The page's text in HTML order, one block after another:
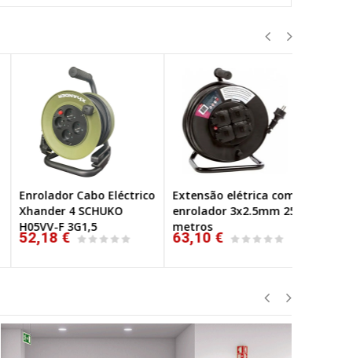
Enrolador Cabo Eléctrico
Xhander 4 SCHUKO
H05VV-F 3G1,5
52,18 €
Extensão elétrica com
enrolador 3x2.5mm 25
metros
63,10 €